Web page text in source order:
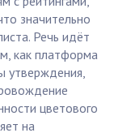
значительно
Речь идёт
как платформа
утверждения,
цветового
на